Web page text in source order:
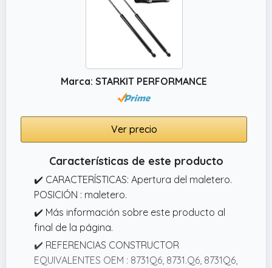
Marca: STARKIT PERFORMANCE
Ver precio
Características de este producto
✔️ CARACTERÍSTICAS: Apertura del maletero.
POSICIÓN : maletero.
✔️ Más información sobre este producto al
final de la página.
✔️ REFERENCIAS CONSTRUCTOR
EQUIVALENTES OEM : 8731Q6, 8731.Q6, 8731Q6,